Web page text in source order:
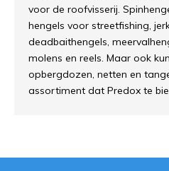
voor de roofvisserij.
hengels voor streetfishing,
deadbaithengels,
molens en reels. Maar ook
opbergdozen, netten en
assortiment dat Predox te